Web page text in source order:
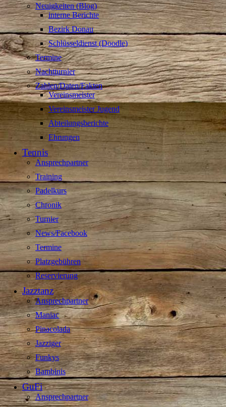
Neuigkeiten (Blog)
interne Berichte
Bezirk Donau
Schlüsseldienst (Doodle)
Termine
Nachtturnier
Zahlen/Daten/Fakten
Vereinsmeister
Vereinsmeister Jugend
Abteilungsberichte
Ehrungen
Tennis
Ansprechpartner
Training
Padelkurs
Chronik
Turnier
News/Facebook
Termine
Platzgebühren
Reservierung
Jazztanz
Ansprechpartner
Maniac
Pinacolada
Jazziger
Funkys
Bambinis
GuFi
Ansprechpartner